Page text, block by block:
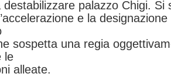
destabilizzare palazzo Chigi. Si
e la
sospetta una regia
le
alleate.